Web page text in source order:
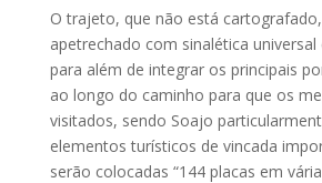
O trajeto, que não está
apetrechado com sinalética universal
para além de integrar os principais
ao longo do caminho para que os
visitados, sendo Soajo
elementos turísticos de vincada
serão colocadas “144 placas em